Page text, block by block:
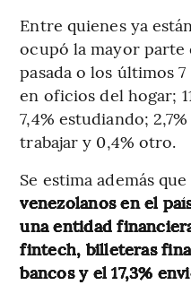
Entre quienes ya
ocupó la mayor parte
pasada o los últimos
en oficios del hogar;
7,4% estudiando;
trabajar y 0,4% otro.
Se estima además que
venezolanos en el
una entidad
fintech, billeteras
bancos y el 17,3%